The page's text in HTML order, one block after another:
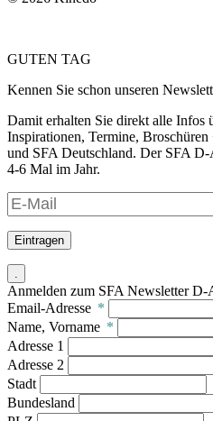
GUTEN TAG
Kennen Sie schon unseren
Damit erhalten Sie direkt alle Infos
Inspirationen, Termine,
und SFA Deutschland. Der SFA
4-6 Mal im Jahr.
Eintragen
.
Anmelden zum SFA Newsletter
Email-Adresse *
Name, Vorname *
Adresse 1
Adresse 2
Stadt
Bundesland